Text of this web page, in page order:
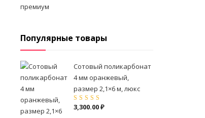
Популярные товары
Сотовый поликарбонат
4 мм оранжевый,
размер 2,1×6 м, люкс
Оценка5.00из
3,300.00₽